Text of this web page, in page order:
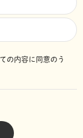
の内容に同意のう